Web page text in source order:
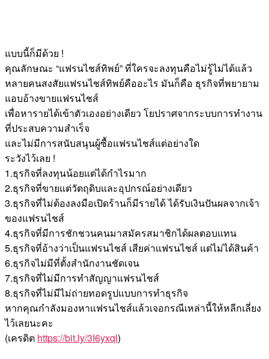
แบบนี้ก็มีด้วย !
คุณลักษณะ “แฟรนไชส์ทิพย์” ที่ใครจะลงทุนคือไม่รู้ไม่ได้แล้ว
หลายคนสงสัยแฟรนไชส์ทิพย์คืออะไร มันก็คือ ธุรกิจที่พยายาม
แอบอ้างขายแฟรนไชส์
เพื่อหารายได้เข้าตัวเองอย่างเดียว โยปราศจากระบบการทำงาน
ที่ประสบความสำเร็จ
และไม่มีการสนับสนุนผู้ซื้อแฟรนไชส์แต่อย่างใด
ระวังไว้เลย !
1.ธุรกิจที่ลงทุนน้อยแต่ได้กำไรมาก
2.ธุรกิจที่ขายแต่วัตถุดิบและอุปกรณ์อย่างเดียว
3.ธุรกิจที่ไม่ต้องลงมือเปิดร้านก็มีรายได้ ได้รับเงินปันผลจากเจ้า
ของแฟรนไชส์
4.ธุรกิจที่มีการชักชวนคนมาสมัครสมาชิกได้ผลตอบแทน
5.ธุรกิจที่อ้างว่าเป็นแฟรนไชส์ เสียค่าแฟรนไชส์ แต่ไม่ได้สินค้า
6.ธุรกิจไม่มีที่ตั้งสำนักงานชัดเจน
7.ธุรกิจที่ไม่มีการทำสัญญาแฟรนไชส์
8.ธุรกิจที่ไม่มีไม่ถ่ายทอดรูปแบบการทำธุรกิจ
หากคุณกำลังมองหาแฟรนไชส์แล้วเจอกรณีเหล่านี้ให้หลีกเลี่ยง
ไว้เลยนะคะ
(เครดิต https://bit.ly/3I6yxql)